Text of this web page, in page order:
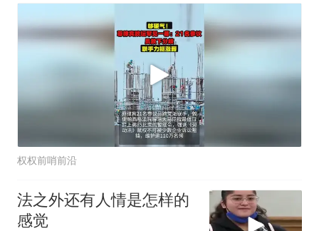
权权前哨前沿
法之外还有人情是怎样的
感觉